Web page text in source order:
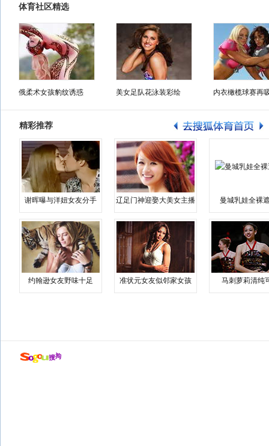
体育社区精选
俄柔术女孩豹纹诱惑 美女足队花泳装彩绘 内衣橄榄球赛再
精彩推荐
谢晖曝与洋妞女友分手 辽足门神迎娶大美女主播 曼城乳娃全裸
约翰逊女友野味十足 准状元女友似邻家女孩 马刺萝莉清纯